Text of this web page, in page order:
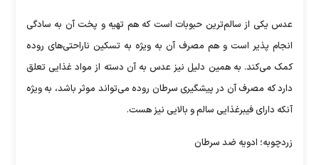
عدس یکی از سالم‌ترین حبوبات است که هم تهیه و پخت آن به سادگی
انجام پذیر است و هم مصرف آن به ویژه به تسکین ناراحتی‌های روده
کمک می‌کند. به همین دلیل نیز عدس به آن دسته از مواد غذایی تعلق
دارد که مصرف آن در پیشگیری سرطان روده می‌تواند موثر باشد، به ویژه
آنکه دارای فیبرغذایی سالم و بالایی نیز هست.
زردچوبه؛ ادویه ضد سرطان